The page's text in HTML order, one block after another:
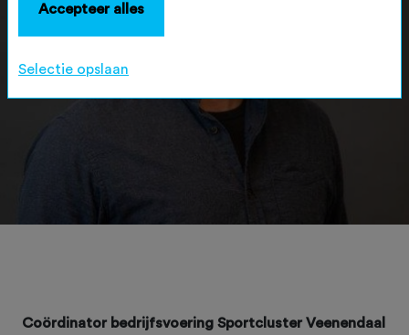
Coördinator bedrijfsvoering Sportcluster Veenendaal
Accepteer alles
Selectie opslaan